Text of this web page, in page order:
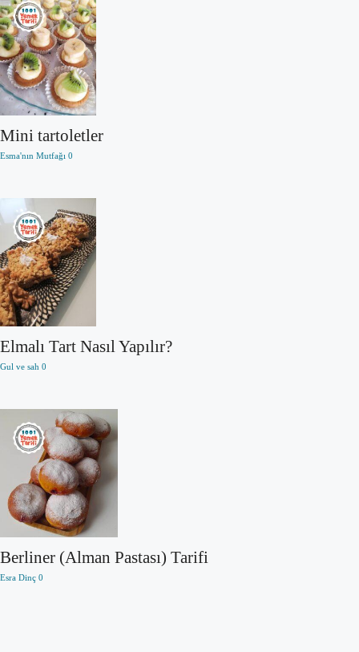
Mini tartoletler
Esma'nın Mutfağı 0
Elmalı Tart Nasıl Yapılır?
Gul ve sah 0
Berliner (Alman Pastası) Tarifi
Esra Dinç 0